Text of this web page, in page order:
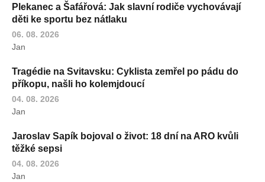
Plekanec a Šafářová: Jak slavní rodiče vychovávají
děti ke sportu bez nátlaku
06. 08. 2026
Jan
Tragédie na Svitavsku: Cyklista zemřel po pádu do
příkopu, našli ho kolemjdoucí
04. 08. 2026
Jan
Jaroslav Sapík bojoval o život: 18 dní na ARO kvůli
těžké sepsi
04. 08. 2026
Jan